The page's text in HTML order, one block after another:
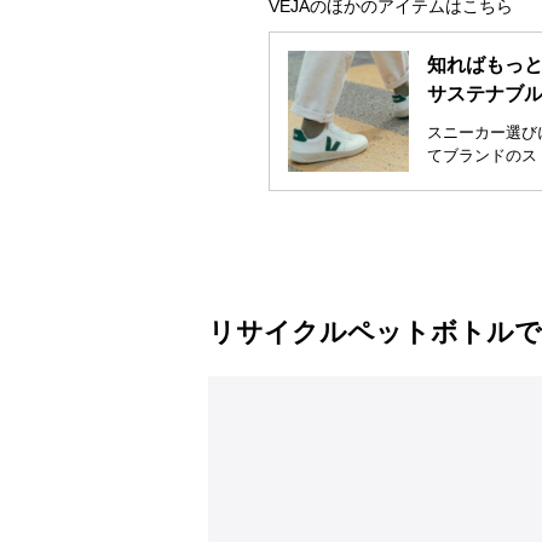
VEJAのほかのアイテムはこちら
知ればもっ
サステナブ
スニーカー選
てブランドの
リサイクルペットボトル